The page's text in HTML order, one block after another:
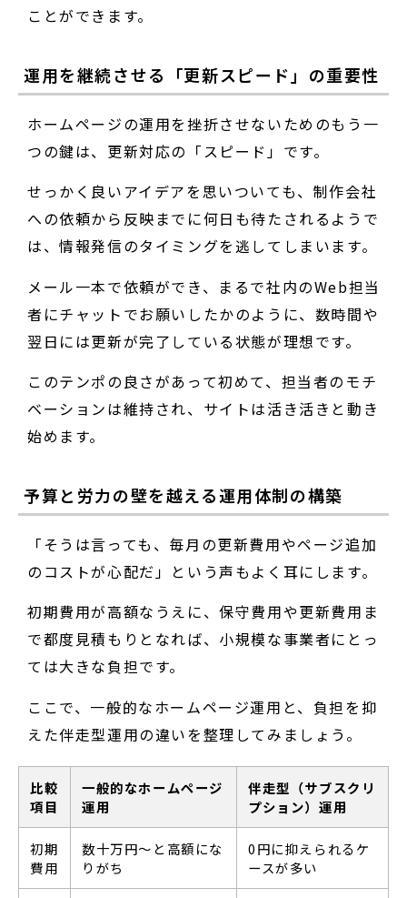
ことができます。
運用を継続させる「更新スピード」の重要性
ホームページの運用を挫折させないためのもう一
つの鍵は、更新対応の「スピード」です。
せっかく良いアイデアを思いついても、制作会社
への依頼から反映までに何日も待たされるようで
は、情報発信のタイミングを逃してしまいます。
メール一本で依頼ができ、まるで社内のWeb担当
者にチャットでお願いしたかのように、数時間や
翌日には更新が完了している状態が理想です。
このテンポの良さがあって初めて、担当者のモチ
ベーションは維持され、サイトは活き活きと動き
始めます。
予算と労力の壁を越える運用体制の構築
「そうは言っても、毎月の更新費用やページ追加
のコストが心配だ」という声もよく耳にします。
初期費用が高額なうえに、保守費用や更新費用ま
で都度見積もりとなれば、小規模な事業者にとっ
ては大きな負担です。
ここで、一般的なホームページ運用と、負担を抑
えた伴走型運用の違いを整理してみましょう。
比較
項目
一般的なホームページ
運用
伴走型（サブスクリ
プション）運用
初期
費用
数十万円〜と高額にな
りがち
0円に抑えられるケ
ースが多い